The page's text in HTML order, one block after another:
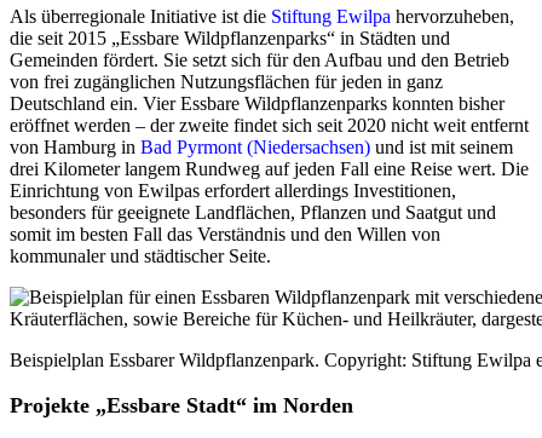
Als überregionale Initiative ist die Stiftung Ewilpa hervorzuheben,
die seit 2015 „Essbare Wildpflanzenparks“ in Städten und
Gemeinden fördert. Sie setzt sich für den Aufbau und den Betrieb
von frei zugänglichen Nutzungsflächen für jeden in ganz
Deutschland ein. Vier Essbare Wildpflanzenparks konnten bisher
eröffnet werden – der zweite findet sich seit 2020 nicht weit entfernt
von Hamburg in Bad Pyrmont (Niedersachsen) und ist mit seinem
drei Kilometer langem Rundweg auf jeden Fall eine Reise wert. Die
Einrichtung von Ewilpas erfordert allerdings Investitionen,
besonders für geeignete Landflächen, Pflanzen und Saatgut und
somit im besten Fall das Verständnis und den Willen von
kommunaler und städtischer Seite.
Beispielplan Essbarer Wildpflanzenpark. Copyright: Stiftung Ewilpa
Projekte „Essbare Stadt“ im Norden